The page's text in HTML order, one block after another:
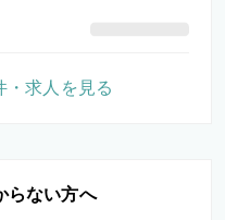
らない方へ
・求人を見る